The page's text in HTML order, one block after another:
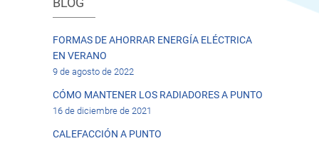
FORMAS DE AHORRAR ENERGÍA ELÉCTRICA
EN VERANO
9 de agosto de 2022
CÓMO MANTENER LOS RADIADORES A PUNTO
16 de diciembre de 2021
CALEFACCIÓN A PUNTO